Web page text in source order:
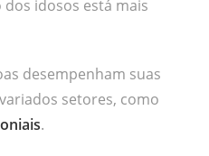
idosos está mais
desempenham suas
setores, como
.